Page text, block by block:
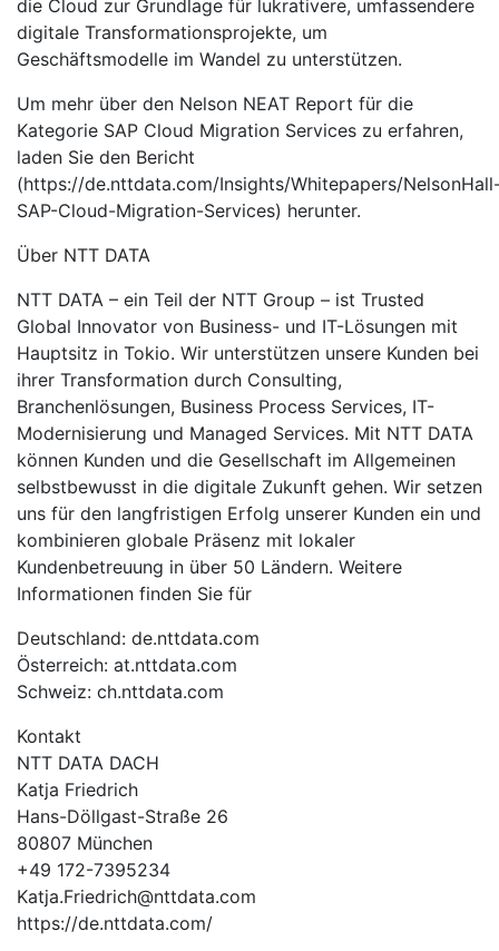
die Cloud zur Grundlage für lukrativere, umfassendere
digitale Transformationsprojekte, um
Geschäftsmodelle im Wandel zu unterstützen.
Um mehr über den Nelson NEAT Report für die
Kategorie SAP Cloud Migration Services zu erfahren,
laden Sie den Bericht
(https://de.nttdata.com/Insights/Whitepapers/
SAP-Cloud-Migration-Services) herunter.
Über NTT DATA
NTT DATA – ein Teil der NTT Group – ist Trusted
Global Innovator von Business- und IT-Lösungen mit
Hauptsitz in Tokio. Wir unterstützen unsere Kunden bei
ihrer Transformation durch Consulting,
Branchenlösungen, Business Process Services, IT-
Modernisierung und Managed Services. Mit NTT DATA
können Kunden und die Gesellschaft im Allgemeinen
selbstbewusst in die digitale Zukunft gehen. Wir setzen
uns für den langfristigen Erfolg unserer Kunden ein und
kombinieren globale Präsenz mit lokaler
Kundenbetreuung in über 50 Ländern. Weitere
Informationen finden Sie für
Deutschland: de.nttdata.com
Österreich: at.nttdata.com
Schweiz: ch.nttdata.com
Kontakt
NTT DATA DACH
Katja Friedrich
Hans-Döllgast-Straße 26
80807 München
+49 172-7395234
Katja.Friedrich@nttdata.com
https://de.nttdata.com/